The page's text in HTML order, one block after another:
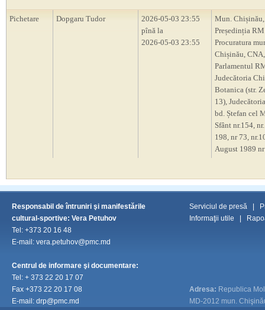
Pichetare Dopgaru Tudor
2026-05-03 23:55
pînă la
2026-05-03 23:55
Mun. Chișinău,
Președinția
Procuratura
Chișinău, CNA,
Parlamentul
Judecătoria
Botanica (str.
13),
bd. Ștefan cel
Sfânt nr.154,
198, nr 73,
August 1989 nr
Responsabil de întruniri şi manifestările
cultural-sportive: Vera Petuhov
Tel: +373 20 16 48
E-mail: vera.petuhov@pmc.md
Centrul de informare şi documentare:
Tel: + 373 22 20 17 07
Fax +373 22 20 17 08
E-mail: drp@pmc.md
Serviciul de presă
Informaţii utile
Adresa: Republica
MD-2012 mun.